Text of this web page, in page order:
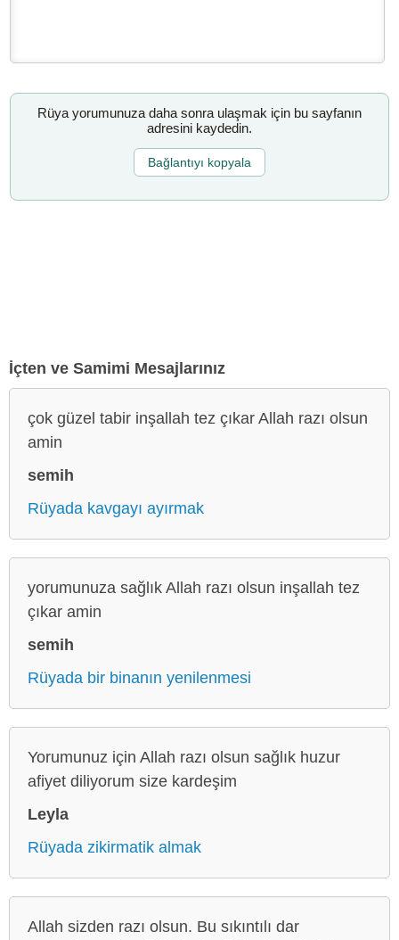
Rüya yorumunuza daha sonra ulaşmak için bu sayfanın
adresini kaydedin.
Bağlantıyı kopyala
İçten ve Samimi Mesajlarınız
çok güzel tabir inşallah tez çıkar Allah razı olsun
amin
semih
Rüyada kavgayı ayırmak
yorumunuza sağlık Allah razı olsun inşallah tez
çıkar amin
semih
Rüyada bir binanın yenilenmesi
Yorumunuz için Allah razı olsun sağlık huzur
afiyet diliyorum size kardeşim
Leyla
Rüyada zikirmatik almak
Allah sizden razı olsun. Bu sıkıntılı dar